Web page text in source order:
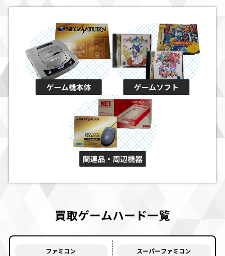
買取ゲームハード一覧
ファミコン スーパーファミコン